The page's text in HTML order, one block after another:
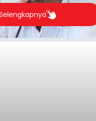
- Pendapatan
Badung terus
Hingga akhir Juli 2026,
daerah telah mencapai
rata sekitar Rp730 miliar
signifikan dibandingkan
sebelumnya yang berkisar